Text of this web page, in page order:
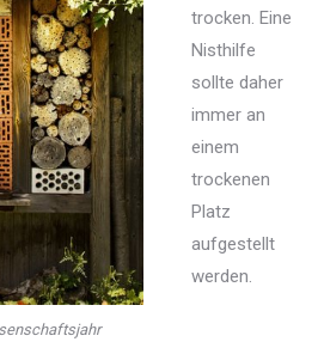
trocken. Eine
Nisthilfe
sollte daher
immer an
einem
trockenen
Platz
aufgestellt
werden.